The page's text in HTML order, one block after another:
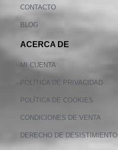
CONTACTO
BLOG
ACERCA DE
MI CUENTA
POLÍTICA DE PRIVACIDAD
POLÍTICA DE COOKIES
CONDICIONES DE VENTA
DERECHO DE DESISTIMIENTO